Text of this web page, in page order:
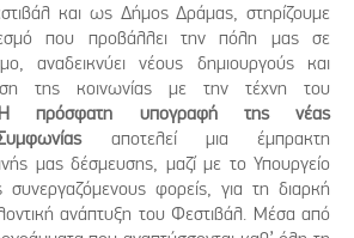
και ως Δήμος Δράμας, στηρίζουμε
που προβάλλει την πόλη μας σε
αναδεικνύει νέους δημιουργούς και
της κοινωνίας με την τέχνη του
Η πρόσφατη υπογραφή της νέας
αποτελεί μια έμπρακτη
μας δέσμευσης, μαζί με το Υπουργείο
συνεργαζόμενους φορείς, για τη διαρκή
ανάπτυξη του Φεστιβάλ. Μέσα από